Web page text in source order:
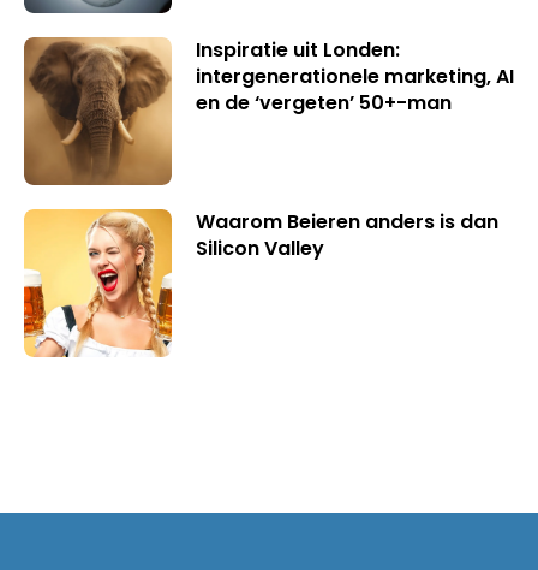
Inspiratie uit Londen:
intergenerationele marketing, AI
en de ‘vergeten’ 50+-man
Waarom Beieren anders is dan
Silicon Valley